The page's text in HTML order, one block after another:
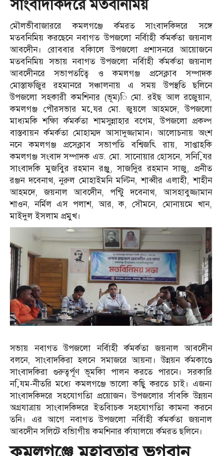
সাংবাদকিদরে মতবনিমিয়
মৌলভীবাজাররে কমলগঞ্জে র্কমরত সাংবাদকিদরে সঙ্গে
মতবনিমিয় করছেনে নবাগত উপজলো নর্বিাহী র্কমর্কতা জয়নাল
আবদেীন। রোববার বকিালে উপজলো প্রশাসনরে আয়োজনে
মতবনিমিয় সভায় নবাগত উপজলো নর্বিাহী র্কমর্কতা জয়নাল
আবদেীনরে সভাপতত্বিে ও কমলগঞ্জ প্রসেক্লাব সম্পাদক
মোস্তাফজিুর রহমানরে সঞ্চালনায় এ সময় উপস্থতি ছলিনে
উপজলো সহকারী কমশিনার (ভূম)ি মো. রইছ আল রজেুয়ান,
কমলগঞ্জ পৌরসভার মযে়র মো. জুয়লে আহমদে, উপজলো
মাধ্যমকি শক্ষিা র্কমর্কতা শামসুন্নাহার বগেম, উপজলো প্রকল্প
বাস্তবায়ন র্কমর্কতা মোহাম্মদ আসাদুজ্জামান। আলোচনায় অংশ
ননে কমলগঞ্জ প্রসেক্লাব সভাপতি বশ্বিজৎি রায়, সাপ্তাহকি
কমলগঞ্জ সংবাদ সম্পাদক এড. মো. সানোয়ার হোসনে, সনিযি়র
সাংবাদকি মুজবিুর রহমান রঞ্জু, সাজদিুর রহমান সাজু, প্রনীত
রঞ্জন দবেনাথ, নুরুল মোহাইমনি মল্টিন, শাব্বীর এলাহী, শাহীন
আহমদে, জয়নাল আবদেীন, পন্টিু দবেনাথ, আসহাবুজ্জামান
শাওন, নর্মিল এস পলাশ, আর, ক, সৌমনে, মোনায়মে খান,
মাইদুল ইসলাম প্রমুখ।
সভায় নবাগত উপজলো নর্বিাহী র্কমর্কতা জয়নাল আবদেীন
বলনে, সাংবাদকিরা হলনে সমাজরে আয়না। উন্নয়ন র্কমকাণ্ডে
সাংবাদকিরা গুরুত্বর্পূণ ভূমকিা পালন করতে পারনে। সরকারি
নযি়ম-নীতরি মধ্যে কমলগঞ্জে ভালো কছিু করতে চাই। এজন্য
সাংবাদকিদরে সহযোগতিা প্রয়োজন। উপজলোর র্সাবকি উন্নয়ন
অগ্রযাত্রায় সাংবাদকিদরে ইতবিাচক সহযোগতিা কামনা করনে
তনি। এর আগে নবাগত উপজলো নর্বিাহী র্কমর্কতা জয়নাল
আবদেীন সলিটে বভিাগীয় কমশিনার র্কাযালয়ে র্কমরত ছলিনে।